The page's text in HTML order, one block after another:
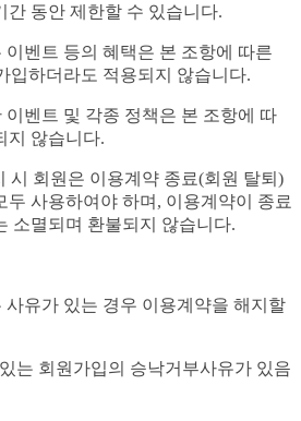
간 동안 제한할 수 있습니다.
벤트 등의 혜택은 본 조항에 따른
입하더라도 적용되지 않습니다.
벤트 및 각종 정책은 본 조항에 따
지 않습니다.
시 회원은 이용계약 종료(회원 탈퇴)
두 사용하여야 하며, 이용계약이 종료
소멸되며 환불되지 않습니다.
사유가 있는 경우 이용계약을 해지할
는 회원가입의 승낙거부사유가 있음